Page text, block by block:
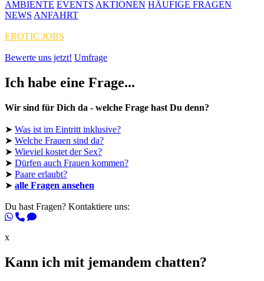
AMBIENTE EVENTS AKTIONEN HÄUFIGE FRAGEN
NEWS ANFAHRT
EROTIC JOBS
Bewerte uns jetzt! Umfrage
Ich habe eine Frage...
Wir sind für Dich da - welche Frage hast Du denn?
➤ Was ist im Eintritt inklusive?
➤ Welche Frauen sind da?
➤ Wieviel kostet der Sex?
➤ Dürfen auch Frauen kommen?
➤ Paare erlaubt?
➤ alle Fragen ansehen
Du hast Fragen? Kontaktiere uns:
x
Kann ich mit jemandem chatten?